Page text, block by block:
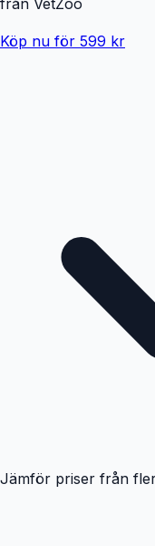
Köp nu för 599 kr
Jämför priser från